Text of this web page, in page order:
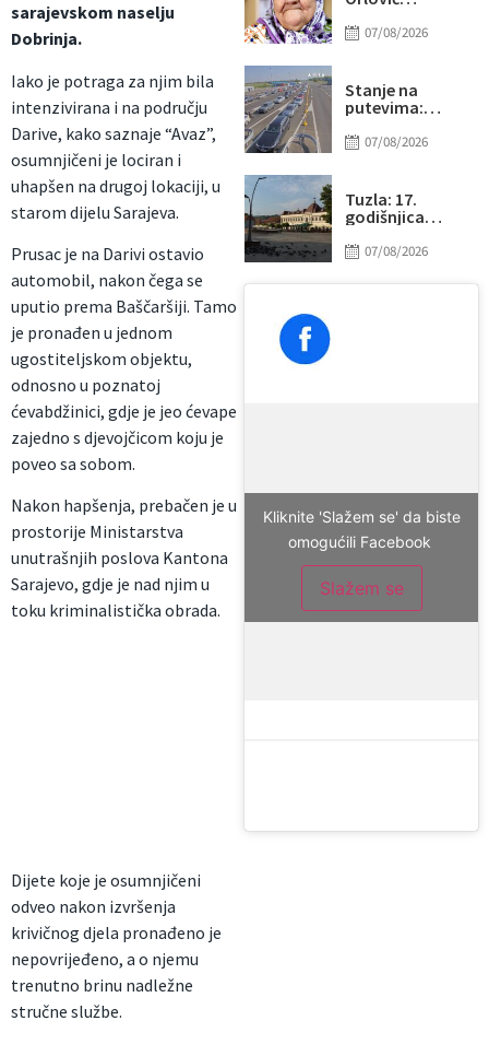
sarajevskom naselju
Dobrinja.
Iako je potraga za njim bila
intenzivirana i na području
Darive, kako saznaje “Avaz”,
osumnjičeni je lociran i
uhapšen na drugoj lokaciji, u
starom dijelu Sarajeva.
Prusac je na Darivi ostavio
automobil, nakon čega se
uputio prema Baščaršiji. Tamo
je pronađen u jednom
ugostiteljskom objektu,
odnosno u poznatoj
ćevabdžinici, gdje je jeo ćevape
zajedno s djevojčicom koju je
poveo sa sobom.
Nakon hapšenja, prebačen je u
prostorije Ministarstva
unutrašnjih poslova Kantona
Sarajevo, gdje je nad njim u
toku kriminalistička obrada.
Dijete koje je osumnjičeni
odveo nakon izvršenja
krivičnog djela pronađeno je
nepovrijeđeno, a o njemu
trenutno brinu nadležne
stručne službe.
rođendan
07/08/2026
Stanje na
putevima:
kojim graničnim
vozila na izlazu
iz BiH
07/08/2026
Tuzla: 17.
godišnjica
slobode,
07/08/2026
Kliknite 'Slažem se' da biste
omogućili Facebook
Slažem se